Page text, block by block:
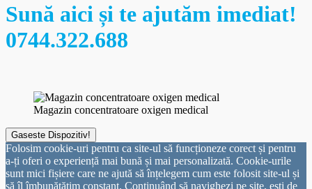
Sună aici și te ajutăm imediat!
0744.322.688
Magazin concentratoare oxigen medical
Gaseste Dispozitiv!
Folosim cookie-uri pentru ca site-ul să funcționeze corect și pentru
a-ți oferi o experiență mai bună și mai personalizată. Cookie-urile
sunt mici fișiere care ne ajută să înțelegem cum este folosit site-ul și
să îl îmbunătățim constant. Continuând să navighezi pe site, ești de